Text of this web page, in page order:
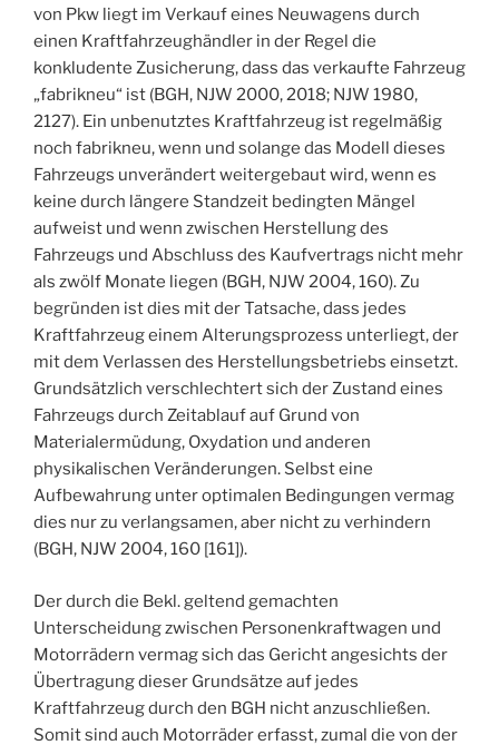
von Pkw liegt im Verkauf eines Neuwagens durch
einen Kraftfahrzeughändler in der Regel die
konkludente Zusicherung, dass das verkaufte Fahrzeug
„fabrikneu“ ist (BGH, NJW 2000, 2018; NJW 1980,
2127). Ein unbenutztes Kraftfahrzeug ist regelmäßig
noch fabrikneu, wenn und solange das Modell dieses
Fahrzeugs unverändert weitergebaut wird, wenn es
keine durch längere Standzeit bedingten Mängel
aufweist und wenn zwischen Herstellung des
Fahrzeugs und Abschluss des Kaufvertrags nicht mehr
als zwölf Monate liegen (BGH, NJW 2004, 160). Zu
begründen ist dies mit der Tatsache, dass jedes
Kraftfahrzeug einem Alterungsprozess unterliegt, der
mit dem Verlassen des Herstellungsbetriebs einsetzt.
Grundsätzlich verschlechtert sich der Zustand eines
Fahrzeugs durch Zeitablauf auf Grund von
Materialermüdung, Oxydation und anderen
physikalischen Veränderungen. Selbst eine
Aufbewahrung unter optimalen Bedingungen vermag
dies nur zu verlangsamen, aber nicht zu verhindern
(BGH, NJW 2004, 160 [161]).
Der durch die Bekl. geltend gemachten
Unterscheidung zwischen Personenkraftwagen und
Motorrädern vermag sich das Gericht angesichts der
Übertragung dieser Grundsätze auf jedes
Kraftfahrzeug durch den BGH nicht anzuschließen.
Somit sind auch Motorräder erfasst, zumal die von der